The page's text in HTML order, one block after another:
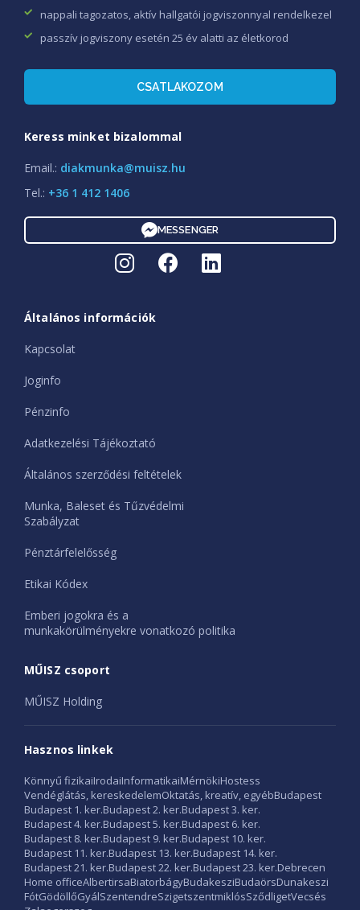
nappali tagozatos, aktív hallgatói jogviszonnyal rendelkezel
passzív jogviszony esetén 25 év alatti az életkorod
CSATLAKOZOM
Keress minket bizalommal
Email.: diakmunka@muisz.hu
Tel.: +36 1 412 1406
MESSENGER
Általános információk
Kapcsolat
Joginfo
Pénzinfo
Adatkezelési Tájékoztató
Általános szerződési feltételek
Munka, Baleset és Tűzvédelmi
Szabályzat
Pénztárfelelősség
Etikai Kódex
Emberi jogokra és a
munkakörülményekre vonatkozó politika
MŰISZ csoport
MŰISZ Holding
Hasznos linkek
Könnyű fizikaiIrodaiInformatikaiMérnökiHostess
Vendéglátás, kereskedelemOktatás, kreatív, egyébBudapest
Budapest 1. ker.Budapest 2. ker.Budapest 3. ker.
Budapest 4. ker.Budapest 5. ker.Budapest 6. ker.
Budapest 8. ker.Budapest 9. ker.Budapest 10. ker.
Budapest 11. ker.Budapest 13. ker.Budapest 14. ker.
Budapest 21. ker.Budapest 22. ker.Budapest 23. ker.Debrecen
Home officeAlbertirsaBiatorbágyBudakesziBudaörsDunakeszi
FótGödöllőGyálSzentendreSzigetszentmiklósSződligetVecsés